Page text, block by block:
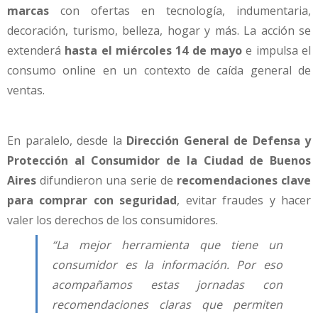
marcas con ofertas en tecnología, indumentaria,
decoración, turismo, belleza, hogar y más. La acción se
extenderá hasta el miércoles 14 de mayo e impulsa el
consumo online en un contexto de caída general de
ventas.
En paralelo, desde la Dirección General de Defensa y
Protección al Consumidor de la Ciudad de Buenos
Aires difundieron una serie de recomendaciones clave
para comprar con seguridad, evitar fraudes y hacer
valer los derechos de los consumidores.
“La mejor herramienta que tiene un
consumidor es la información. Por eso
acompañamos estas jornadas con
recomendaciones claras que permiten